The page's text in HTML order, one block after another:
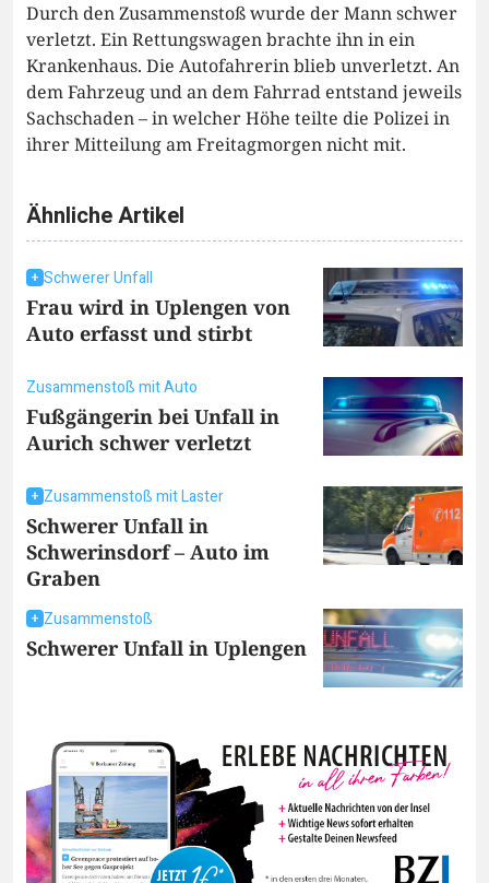
Durch den Zusammenstoß wurde der Mann schwer
verletzt. Ein Rettungswagen brachte ihn in ein
Krankenhaus. Die Autofahrerin blieb unverletzt. An
dem Fahrzeug und an dem Fahrrad entstand jeweils
Sachschaden – in welcher Höhe teilte die Polizei in
ihrer Mitteilung am Freitagmorgen nicht mit.
Ähnliche Artikel
Schwerer Unfall
Frau wird in Uplengen von
Auto erfasst und stirbt
Zusammenstoß mit Auto
Fußgängerin bei Unfall in
Aurich schwer verletzt
Zusammenstoß mit Laster
Schwerer Unfall in
Schwerinsdorf – Auto im
Graben
Zusammenstoß
Schwerer Unfall in Uplengen